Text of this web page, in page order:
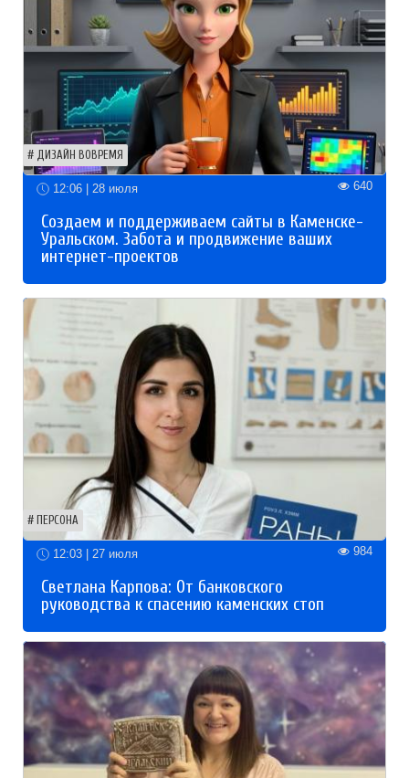
ДИЗАЙН ВОВРЕМЯ
12:06 | 28 июля 640
Создаем и поддерживаем сайты в Каменске-
Уральском. Забота и продвижение ваших
интернет-проектов
ПЕРСОНА
12:03 | 27 июля 984
Светлана Карпова: От банковского
руководства к спасению каменских стоп